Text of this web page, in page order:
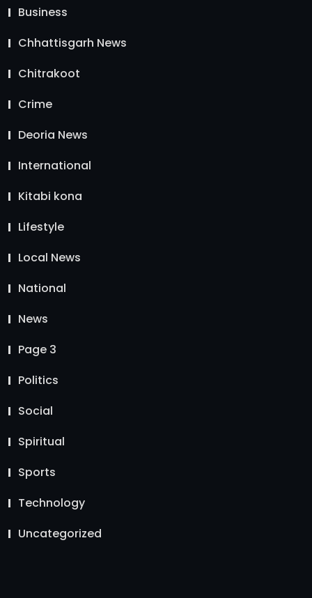
Business
Chhattisgarh News
Chitrakoot
Crime
Deoria News
International
Kitabi kona
Lifestyle
Local News
National
News
Page 3
Politics
Social
Spiritual
Sports
Technology
Uncategorized